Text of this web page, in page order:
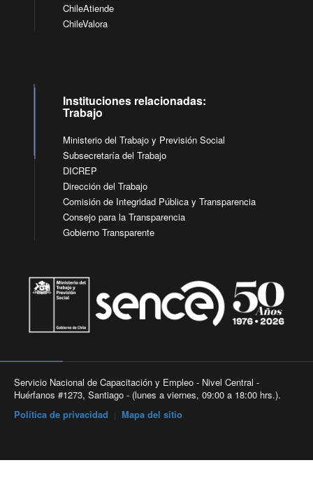
ChileAtiende
ChileValora
Instituciones relacionadas:
Trabajo
Ministerio del Trabajo y Previsión Social
Subsecretaría del Trabajo
DICREP
Dirección del Trabajo
Comisión de Integridad Pública y Transparencia
Consejo para la Transparencia
Gobierno Transparente
Servicio Nacional de Capacitación y Empleo - Nivel Central -
Huérfanos #1273, Santiago - (lunes a viernes, 09:00 a 18:00 hrs.).
Política de privacidad
Mapa del sitio